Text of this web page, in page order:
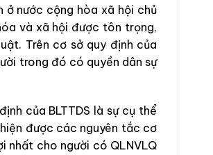
ở nước cộng hòa xã hội chủ
và xã hội được tôn trọng,
Trên cơ sở quy định của
trong đó có quyền dân sự
của BLTTDS là sự cụ thể
được các nguyên tắc cơ
nhất cho người có QLNVLQ